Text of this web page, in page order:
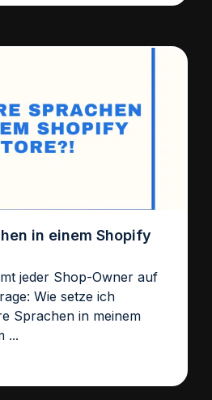
in einem Shopify
jeder Shop-Owner auf
Wie setze ich
Sprachen in meinem
...